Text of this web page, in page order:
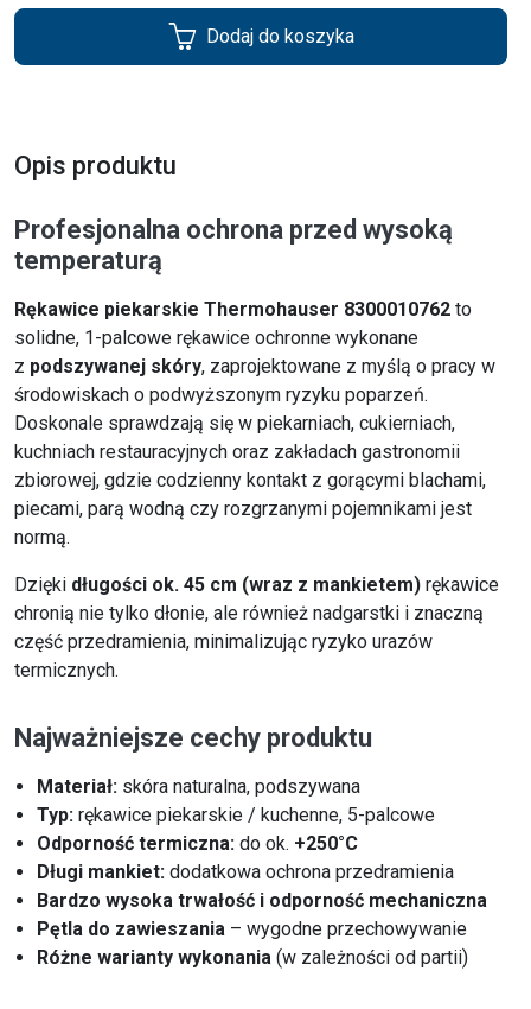
Dodaj do koszyka
Opis produktu
Profesjonalna ochrona przed wysoką
temperaturą
Rękawice piekarskie Thermohauser 8300010762 to
solidne, 1-palcowe rękawice ochronne wykonane
z podszywanej skóry, zaprojektowane z myślą o pracy w
środowiskach o podwyższonym ryzyku poparzeń.
Doskonale sprawdzają się w piekarniach, cukierniach,
kuchniach restauracyjnych oraz zakładach gastronomii
zbiorowej, gdzie codzienny kontakt z gorącymi blachami,
piecami, parą wodną czy rozgrzanymi pojemnikami jest
normą.
Dzięki długości ok. 45 cm (wraz z mankietem) rękawice
chronią nie tylko dłonie, ale również nadgarstki i znaczną
część przedramienia, minimalizując ryzyko urazów
termicznych.
Najważniejsze cechy produktu
Materiał: skóra naturalna, podszywana
Typ: rękawice piekarskie / kuchenne, 5-palcowe
Odporność termiczna: do ok. +250°C
Długi mankiet: dodatkowa ochrona przedramienia
Bardzo wysoka trwałość i odporność mechaniczna
Pętla do zawieszania – wygodne przechowywanie
Różne warianty wykonania (w zależności od partii)